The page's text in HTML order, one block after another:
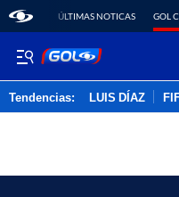
ÚLTIMAS NOTICAS GOL
Tendencias: LUIS DÍAZ